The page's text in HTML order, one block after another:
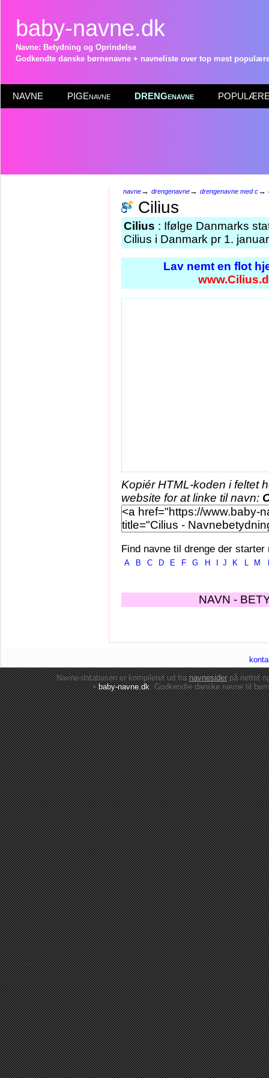
baby-navne.dk
Navne: Betydning og Oprindelse
Godkendte danske børnenavne + navneliste over top mest
NAVNE PIGEnavne DRENGenavne POPULÆRE
navne→ drengenavne→ drengenavne med c→
Cilius
Cilius : Ifølge Danmarks
Cilius i Danmark pr 1.
Lav nemt en flot
Kopiér HTML-koden i feltet
website for at linke til navn:
Find navne til drenge der starter
A B C D E F G H J K L M
NAVN -
Navne-databasen er kompileret ud franavnesiderpå nettet
•baby-navne.dk: Godkendte danskenavne til børn